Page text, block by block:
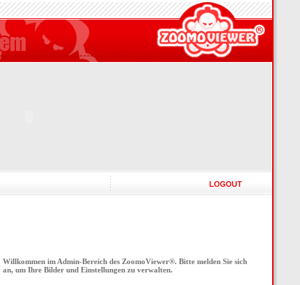
Willkommen im Admin-Bereich des ZoomoViewer®. Bitte melden Sie sich
an, um Ihre Bilder und Einstellungen zu verwalten.